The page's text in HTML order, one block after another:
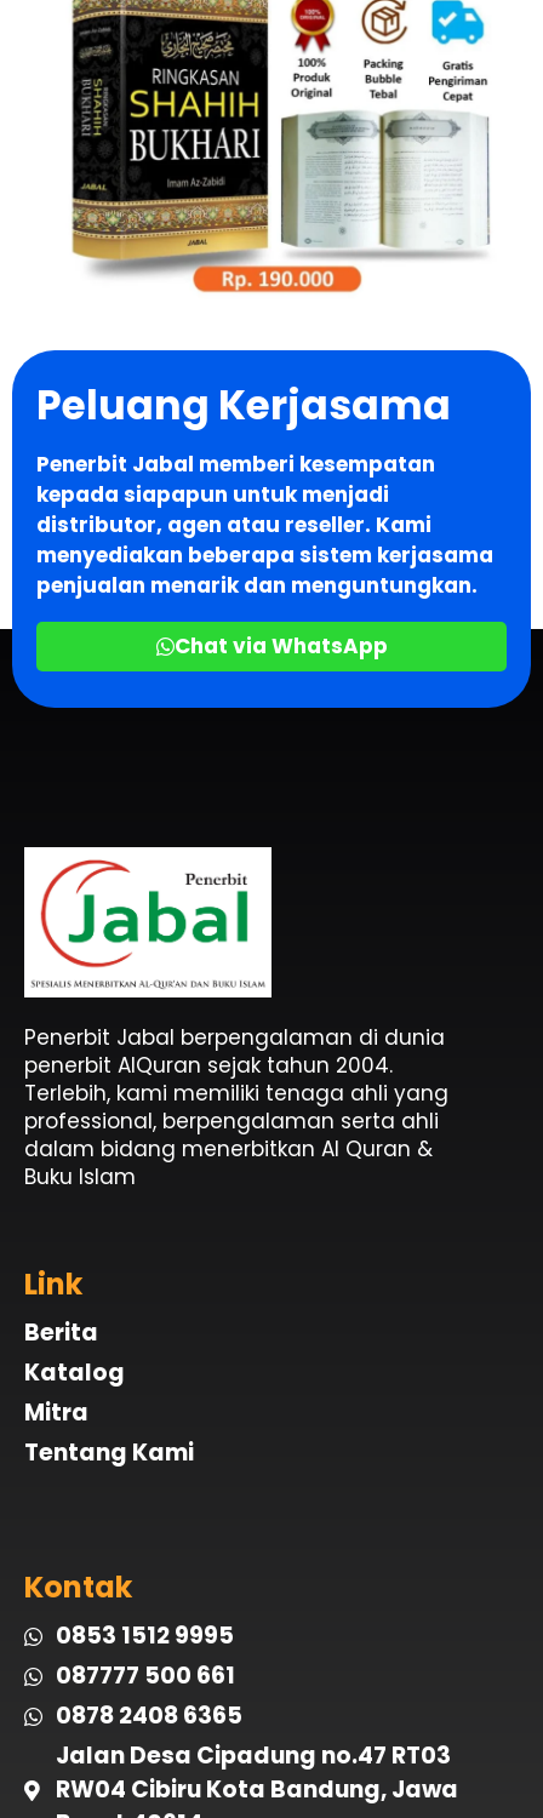
Peluang Kerjasama
Penerbit Jabal memberi kesempatan
kepada siapapun untuk menjadi
distributor, agen atau reseller. Kami
menyediakan beberapa sistem kerjasama
penjualan menarik dan menguntungkan.
Chat via WhatsApp
Penerbit Jabal berpengalaman di dunia
penerbit AlQuran sejak tahun 2004.
Terlebih, kami memiliki tenaga ahli yang
professional, berpengalaman serta ahli
dalam bidang menerbitkan Al Quran &
Buku Islam
Link
Berita
Katalog
Mitra
Tentang Kami
Kontak
0853 1512 9995
087777 500 661
0878 2408 6365
Jalan Desa Cipadung no.47 RT03
RW04 Cibiru Kota Bandung, Jawa